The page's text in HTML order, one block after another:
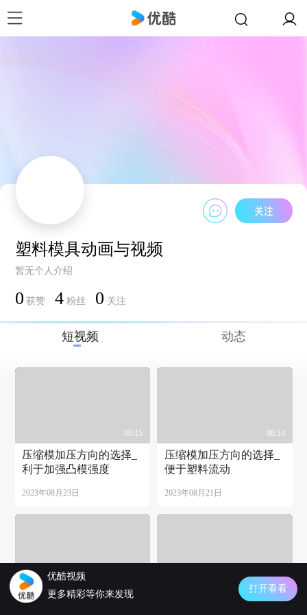
塑料模具动画与视频
暂无个人介绍
0 获赞 4 粉丝 0 关注
短视频 动态
00:15
压缩模加压方向的选择_
利于加强凸模强度
2023年08月23日
00:14
压缩模加压方向的选择_
便于塑料流动
2023年08月21日
压缩模加压方向的选择_
00:38
内部_水辅成型［示意
优酷视频
更多精彩等你来发现
打开看看